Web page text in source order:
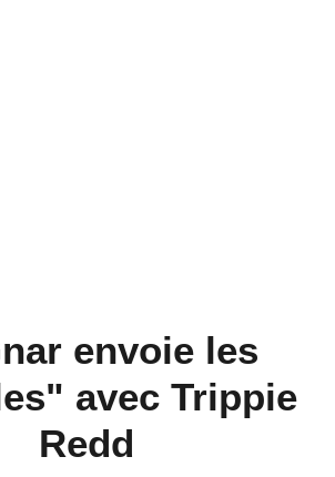
envoie les
avec Trippie
Redd